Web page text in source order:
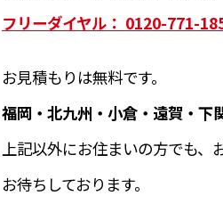
フリーダイヤル： 0120-771-
お見積もりは無料です。
福岡・北九州・小倉・遠賀・下
上記以外にお住まいの方でも、
お待ちしております。